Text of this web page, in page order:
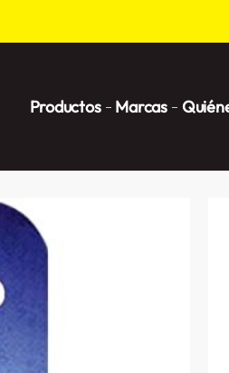
Productos Marcas